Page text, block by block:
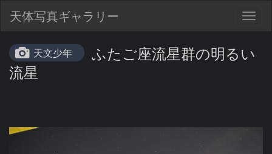
天体写真ギャラリー
天文少年
ふたご座流星群の明るい
流星